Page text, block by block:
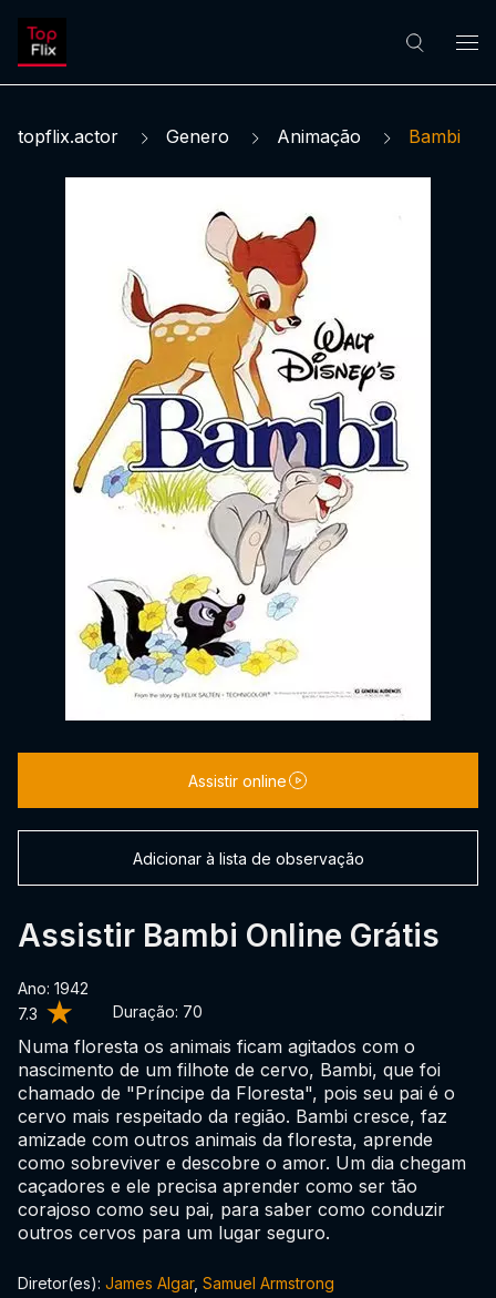
topflix.actor Genero Animação Bambi
7.3 Duração: 70
Assistir Bambi Online Grátis
Ano: 1942
Numa floresta os animais ficam agitados com o
nascimento de um filhote de cervo, Bambi, que foi
chamado de "Príncipe da Floresta", pois seu pai é o
cervo mais respeitado da região. Bambi cresce, faz
amizade com outros animais da floresta, aprende
como sobreviver e descobre o amor. Um dia chegam
caçadores e ele precisa aprender como ser tão
corajoso como seu pai, para saber como conduzir
outros cervos para um lugar seguro.
Assistir online
Adicionar à lista de observação
Diretor(es): James Algar, Samuel Armstrong